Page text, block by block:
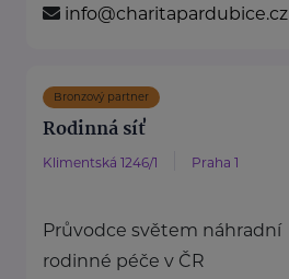
info@charitapardubice.cz
Bronzový partner
Rodinná síť
Klimentská 1246/1 Praha 1
Průvodce světem náhradní
rodinné péče v ČR